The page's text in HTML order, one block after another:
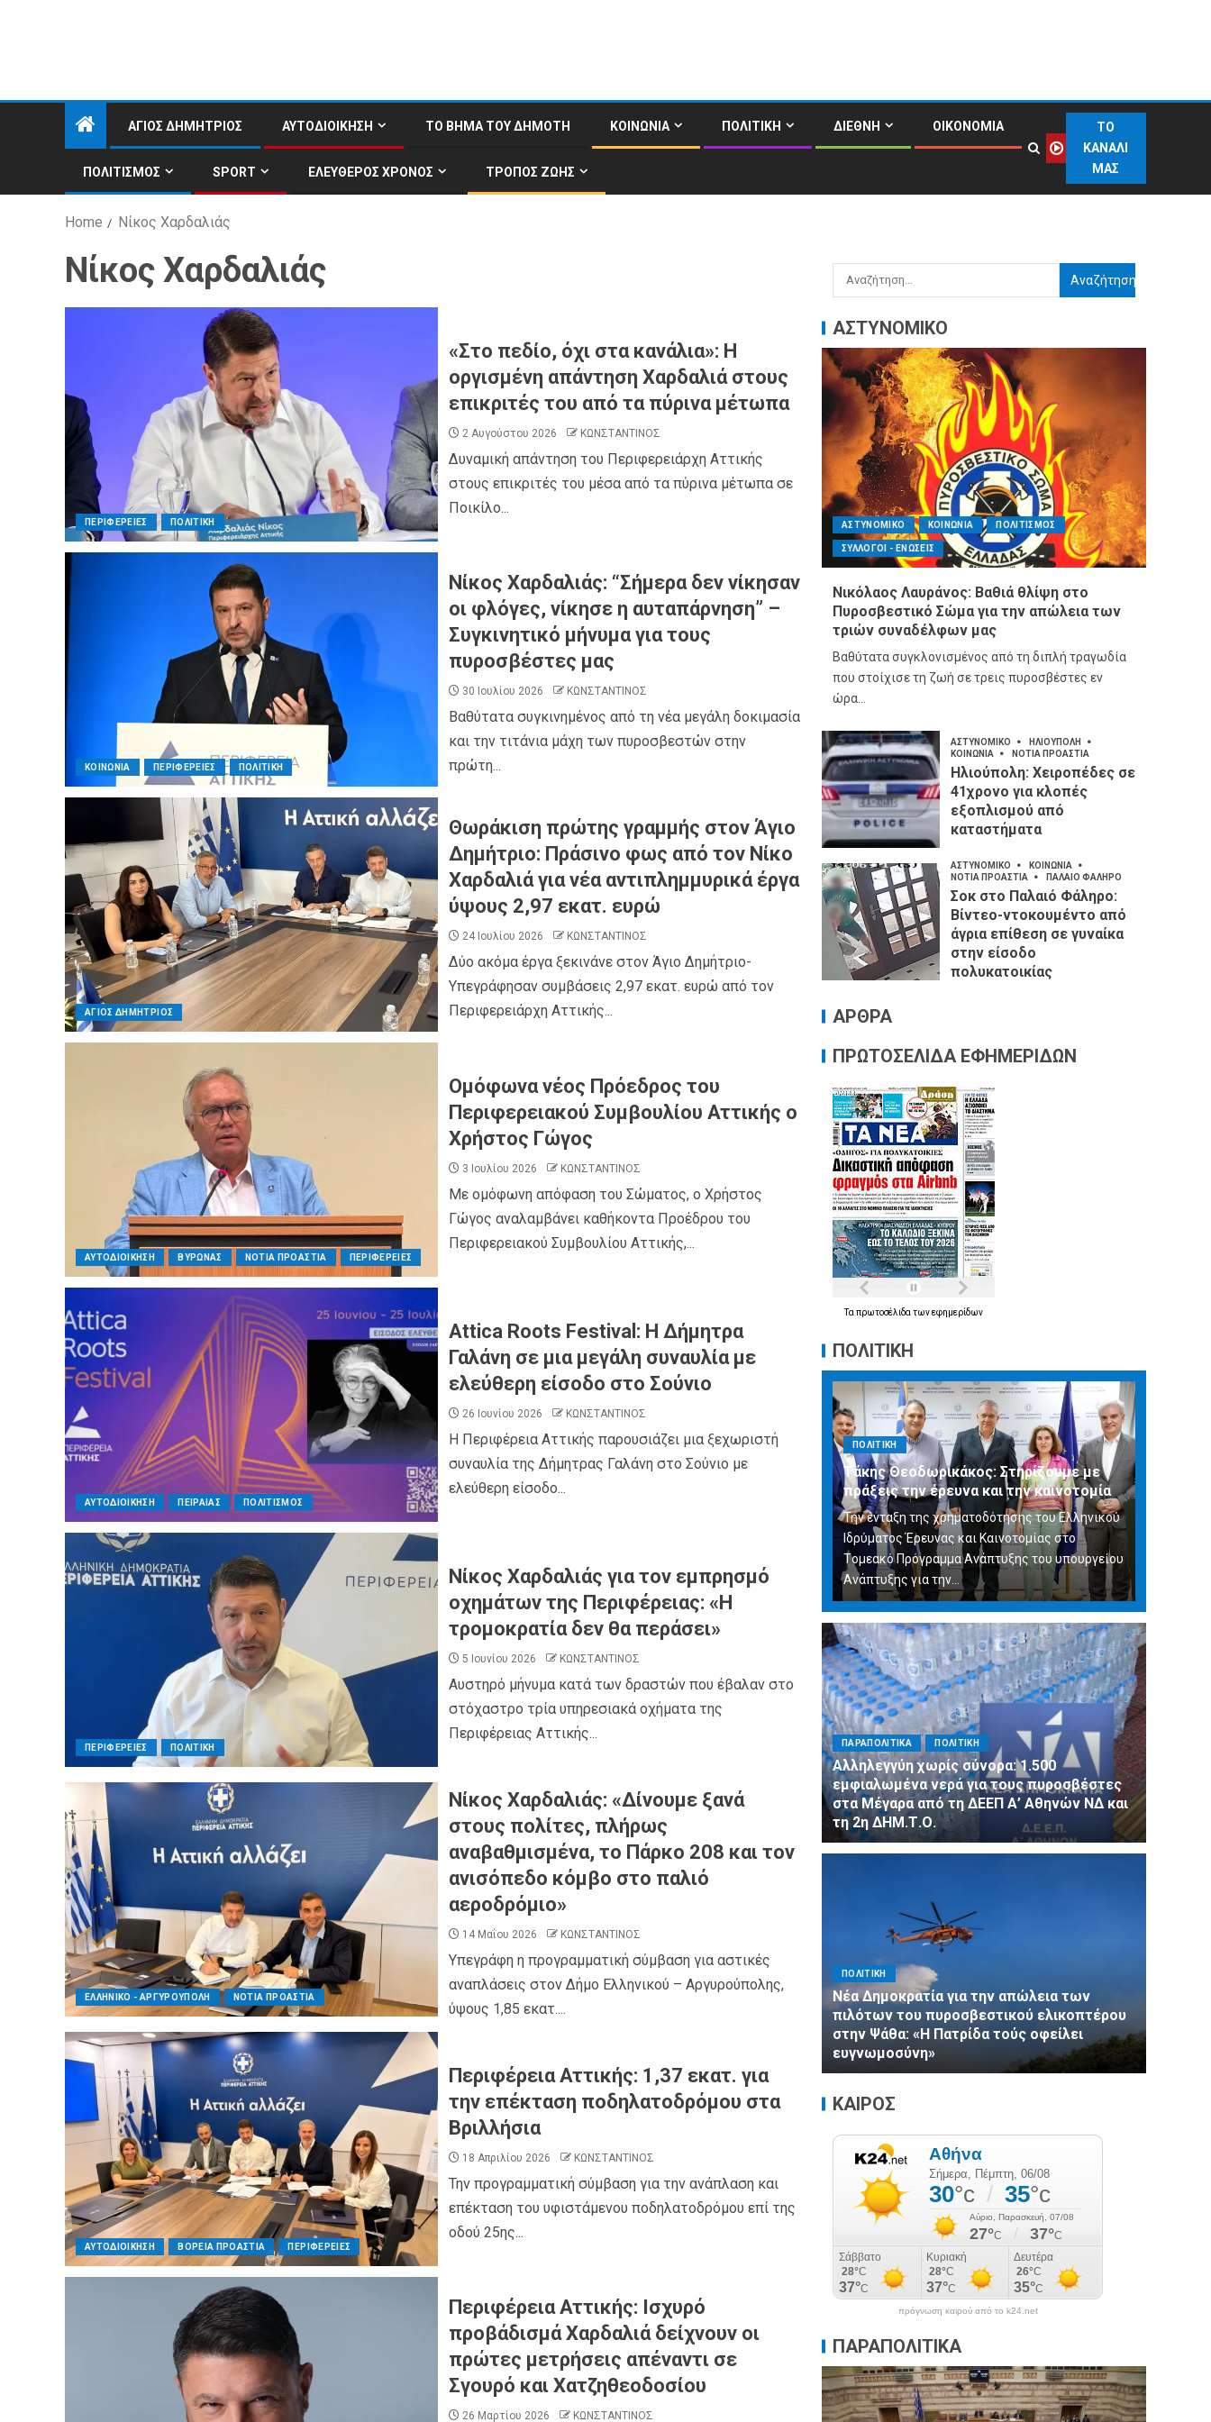
ΑΓΙΟΣ ΔΗΜΗΤΡΙΟΣ ΑΥΤΟΔΙΟΙΚΗΣΗ ΤΟ ΒΗΜΑ ΤΟΥ ΔΗΜΟΤΗ ΚΟΙΝΩΝΙΑ ΠΟΛΙΤΙΚΗ ΔΙΕΘΝΗ ΟΙΚΟΝΟΜΙΑ
ΠΟΛΙΤΙΣΜΟΣ SPORT ΕΛΕΥΘΕΡΟΣ ΧΡΟΝΟΣ ΤΡΟΠΟΣ ΖΩΗΣ
ΤΟ
ΚΑΝΑΛΙ
ΜΑΣ
Home Νίκος Χαρδαλιάς
Νίκος Χαρδαλιάς
ΠΕΡΙΦΕΡΕΙΕΣ ΠΟΛΙΤΙΚΗ
«Στο πεδίο, όχι στα κανάλια»: Η
οργισμένη απάντηση Χαρδαλιά στους
επικριτές του από τα πύρινα μέτωπα
2 Αυγούστου 2026 ΚΩΝΣΤΑΝΤΙΝΟΣ
Δυναμική απάντηση του Περιφερειάρχη Αττικής
στους επικριτές του μέσα από τα πύρινα μέτωπα σε
Ποικίλο...
ΚΟΙΝΩΝΙΑ ΠΕΡΙΦΕΡΕΙΕΣ ΠΟΛΙΤΙΚΗ
Νίκος Χαρδαλιάς: “Σήμερα δεν νίκησαν
οι φλόγες, νίκησε η αυταπάρνηση” –
Συγκινητικό μήνυμα για τους
πυροσβέστες μας
30 Ιουλίου 2026 ΚΩΝΣΤΑΝΤΙΝΟΣ
Βαθύτατα συγκινημένος από τη νέα μεγάλη δοκιμασία
και την τιτάνια μάχη των πυροσβεστών στην
πρώτη...
ΑΓΙΟΣ ΔΗΜΗΤΡΙΟΣ
Θωράκιση πρώτης γραμμής στον Άγιο
Δημήτριο: Πράσινο φως από τον Νίκο
Χαρδαλιά για νέα αντιπλημμυρικά έργα
ύψους 2,97 εκατ. ευρώ
24 Ιουλίου 2026 ΚΩΝΣΤΑΝΤΙΝΟΣ
Δύο ακόμα έργα ξεκινάνε στον Άγιο Δημήτριο-
Υπεγράφησαν συμβάσεις 2,97 εκατ. ευρώ από τον
Περιφερειάρχη Αττικής...
ΑΥΤΟΔΙΟΙΚΗΣΗ ΒΥΡΩΝΑΣ ΝΟΤΙΑ ΠΡΟΑΣΤΙΑ ΠΕΡΙΦΕΡΕΙΕΣ
Ομόφωνα νέος Πρόεδρος του
Περιφερειακού Συμβουλίου Αττικής ο
Χρήστος Γώγος
3 Ιουλίου 2026 ΚΩΝΣΤΑΝΤΙΝΟΣ
Με ομόφωνη απόφαση του Σώματος, ο Χρήστος
Γώγος αναλαμβάνει καθήκοντα Προέδρου του
Περιφερειακού Συμβουλίου Αττικής,...
ΑΥΤΟΔΙΟΙΚΗΣΗ ΠΕΙΡΑΙΑΣ ΠΟΛΙΤΙΣΜΟΣ
Attica Roots Festival: Η Δήμητρα
Γαλάνη σε μια μεγάλη συναυλία με
ελεύθερη είσοδο στο Σούνιο
26 Ιουνίου 2026 ΚΩΝΣΤΑΝΤΙΝΟΣ
Η Περιφέρεια Αττικής παρουσιάζει μια ξεχωριστή
συναυλία της Δήμητρας Γαλάνη στο Σούνιο με
ελεύθερη είσοδο...
ΠΕΡΙΦΕΡΕΙΕΣ ΠΟΛΙΤΙΚΗ
Νίκος Χαρδαλιάς για τον εμπρησμό
οχημάτων της Περιφέρειας: «Η
τρομοκρατία δεν θα περάσει»
5 Ιουνίου 2026 ΚΩΝΣΤΑΝΤΙΝΟΣ
Αυστηρό μήνυμα κατά των δραστών που έβαλαν στο
στόχαστρο τρία υπηρεσιακά οχήματα της
Περιφέρειας Αττικής...
ΕΛΛΗΝΙΚΌ - ΑΡΓΥΡΟΎΠΟΛΗ ΝΟΤΙΑ ΠΡΟΑΣΤΙΑ
Νίκος Χαρδαλιάς: «Δίνουμε ξανά
στους πολίτες, πλήρως
αναβαθμισμένα, το Πάρκο 208 και τον
ανισόπεδο κόμβο στο παλιό
αεροδρόμιο»
14 Μαΐου 2026 ΚΩΝΣΤΑΝΤΙΝΟΣ
Υπεγράφη η προγραμματική σύμβαση για αστικές
αναπλάσεις στον Δήμο Ελληνικού – Αργυρούπολης,
ύψους 1,85 εκατ....
ΑΥΤΟΔΙΟΙΚΗΣΗ ΒΟΡΕΙΑ ΠΡΟΑΣΤΙΑ ΠΕΡΙΦΕΡΕΙΕΣ
Περιφέρεια Αττικής: 1,37 εκατ. για
την επέκταση ποδηλατοδρόμου στα
Βριλλήσια
18 Απριλίου 2026 ΚΩΝΣΤΑΝΤΙΝΟΣ
Την προγραμματική σύμβαση για την ανάπλαση και
επέκταση του υφιστάμενου ποδηλατοδρόμου επί της
οδού 25ης...
Περιφέρεια Αττικής: Ισχυρό
προβάδισμά Χαρδαλιά δείχνουν οι
πρώτες μετρήσεις απέναντι σε
Σγουρό και Χατζηθεοδοσίου
26 Μαρτίου 2026 ΚΩΝΣΤΑΝΤΙΝΟΣ
ΑΣΤΥΝΟΜΙΚΟ
ΑΣΤΥΝΟΜΙΚΟ ΚΟΙΝΩΝΙΑ ΠΟΛΙΤΙΣΜΟΣ
ΣΥΛΛΟΓΟΙ - ΕΝΩΣΕΙΣ
Νικόλαος Λαυράνος: Βαθιά θλίψη στο
Πυροσβεστικό Σώμα για την απώλεια των
τριών συναδέλφων μας
Βαθύτατα συγκλονισμένος από τη διπλή τραγωδία
που στοίχισε τη ζωή σε τρεις πυροσβέστες εν
ώρα...
ΑΣΤΥΝΟΜΙΚΟ
ΗΛΙΟΥΠΟΛΗ
ΚΟΙΝΩΝΙΑ
ΝΟΤΙΑ ΠΡΟΑΣΤΙΑ
Ηλιούπολη: Χειροπέδες σε
41χρονο για κλοπές
εξοπλισμού από
καταστήματα
ΑΣΤΥΝΟΜΙΚΟ
ΚΟΙΝΩΝΙΑ
ΝΟΤΙΑ ΠΡΟΑΣΤΙΑ
ΠΑΛΑΙΟ ΦΑΛΗΡΟ
Σοκ στο Παλαιό Φάληρο:
Βίντεο-ντοκουμέντο από
άγρια επίθεση σε γυναίκα
στην είσοδο
πολυκατοικίας
ΑΡΘΡΑ
ΠΡΩΤΟΣΕΛΙΔΑ ΕΦΗΜΕΡΙΔΩΝ
Τα πρωτοσέλιδα τωνεφημερίδων
ΠΟΛΙΤΙΚΗ
ΠΟΛΙΤΙΚΗ
Τάκης Θεοδωρικάκος: Στηρίζουμε με
πράξεις την έρευνα και την καινοτομία
Την ένταξη της χρηματοδότησης του Ελληνικού
Ιδρύματος Έρευνας και Καινοτομίας στο
Tομεακό Πρόγραμμα Ανάπτυξης του υπουργείου
Ανάπτυξης για την…
ΠΑΡΑΠΟΛΙΤΙΚΑ ΠΟΛΙΤΙΚΗ
Αλληλεγγύη χωρίς σύνορα: 1.500
εμφιαλωμένα νερά για τους πυροσβέστες
στα Μέγαρα από τη ΔΕΕΠ Α’ Αθηνών ΝΔ και
τη 2η ΔΗΜ.Τ.Ο.
ΠΟΛΙΤΙΚΗ
Νέα Δημοκρατία για την απώλεια των
πιλότων του πυροσβεστικού ελικοπτέρου
στην Ψάθα: «Η Πατρίδα τούς οφείλει
ευγνωμοσύνη»
ΚΑΙΡΟΣ
πρόγνωση καιρού από το k24.net
ΠΑΡΑΠΟΛΙΤΙΚΑ